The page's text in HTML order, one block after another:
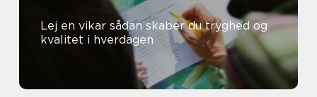
Lej en vikar sådan skaber du tryghed og
kvalitet i hverdagen